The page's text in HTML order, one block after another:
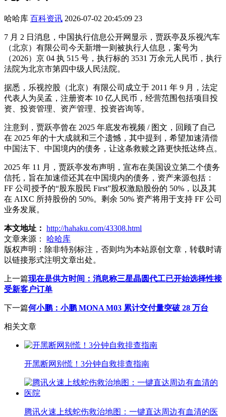
哈哈库 百科资讯 2026-07-02 20:45:09 23
7 月 2 日消息，中国执行信息公开网显示，贾跃亭及乐视汽车
（北京）有限公司今天新增一则被执行人信息，案号为
（2026）京 04 执 515 号，执行标的 3531 万余元人民币，执行
法院为北京市第四中级人民法院。
据悉，乐视控股（北京）有限公司成立于 2011 年 9 月，法定
代表人为吴孟，注册资本 10 亿人民币，经营范围包括项目投
资、投资管理、资产管理、投资咨询等。
注意到，贾跃亭曾在 2025 年底发布视频 / 图文，回顾了自己
在 2025 年的十大成就和三个遗憾，其中提到，希望加速清偿
中国法下、中国境内的债务，让这条救赎之路更快抵达终点。
2025 年 11 月，贾跃亭发布声明，宣布在美国设立第二个债务
信托，旨在加速偿还其在中国境内的债务，资产来源包括：
FF 公司授予的“股东股民 First”股权激励股份的 50%，以及其
在 AIXC 所持股份的 50%。剩余 50% 资产将用于支持 FF 公司
业务发展。
本文地址： http://hahaku.com/43308.html
文章来源：
哈哈库
版权声明： 除非特别标注，否则均为本站原创文章，转载时请
以链接形式注明文章出处。
上一篇现在是供方时间：消息称三星晶圆代工已开始选择性接
受新客户订单
下一篇何小鹏：小鹏 MONA M03 累计交付量突破 28 万台
相关文章
开黑断网别慌！3分钟自救排查指南
腾讯火速上线蛇伤救治地图：一键直达周边有血清的医